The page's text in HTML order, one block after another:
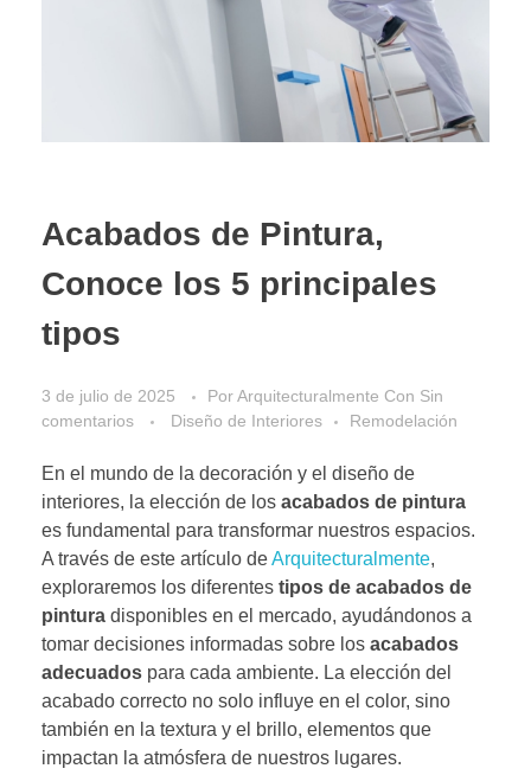
Acabados de Pintura,
Conoce los 5 principales
tipos
3 de julio de 2025 PorArquitecturalmente Con Sin
comentarios
Diseño de Interiores Remodelación
En el mundo de la decoración y el diseño de
interiores, la elección de los acabados de pintura
es fundamental para transformar nuestros espacios.
A través de este artículo deArquitecturalmente,
exploraremos los diferentes tipos de acabados de
pintura disponibles en el mercado, ayudándonos a
tomar decisiones informadas sobre los acabados
adecuados para cada ambiente. La elección del
acabado correcto no solo influye en el color, sino
también en la textura y el brillo, elementos que
impactan la atmósfera de nuestros lugares.